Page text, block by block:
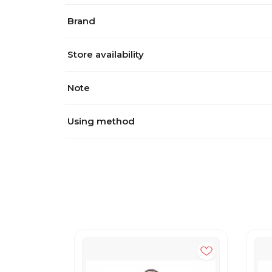
Brand
Store availability
Note
Using method